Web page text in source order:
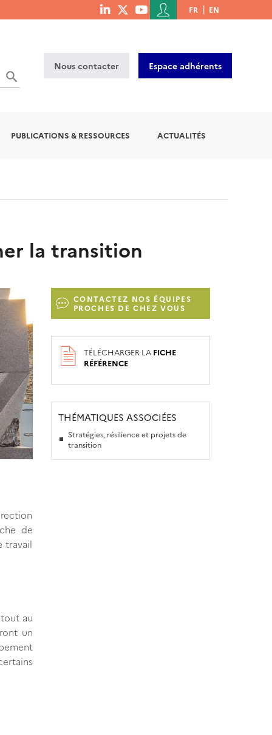
menu
Menu
du
de
l'utilisateur
FR EN
Nous contacter Espace adhérents
PUBLICATIONS & RESSOURCES ACTUALITÉS
la transition
de
travail
au
un
CONTACTEZ NOS ÉQUIPES
PROCHES DE CHEZ VOUS
TÉLÉCHARGER LA FICHE
RÉFÉRENCE
THÉMATIQUES ASSOCIÉES
Stratégies, résilience et projets de
transition